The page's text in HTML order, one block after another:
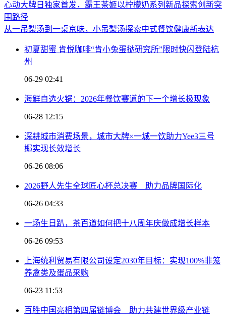
心动大牌日独家首发，霸王茶姬以柠檬奶系列新品探索创新突
围路径
从一吊梨汤到一桌京味，小吊梨汤探索中式餐饮健康新表达
初夏甜蜜 肯悦咖啡“肯小兔蛋挞研究所”限时快闪登陆杭
州
06-29 02:41
海鲜自选火锅：2026年餐饮赛道的下一个增长极现象
06-28 12:15
深耕城市消费场景，城市大牌×一城一饮助力Yee3三号
椰实现长效增长
06-26 08:06
2026野人先生全球匠心杯总决赛 助力品牌国际化
06-26 04:33
一场生日趴，茶百道如何把十八周年庆做成增长样本
06-26 09:53
上海统利贸易有限公司设定2030年目标：实现100%非笼
养禽类及蛋品采购
06-23 11:53
百胜中国亮相第四届链博会 助力共建世界级产业链